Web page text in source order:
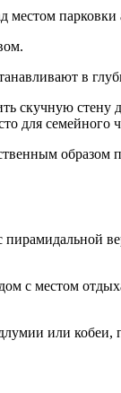
местом парковки
в
скучную
для семейного
с местом
или